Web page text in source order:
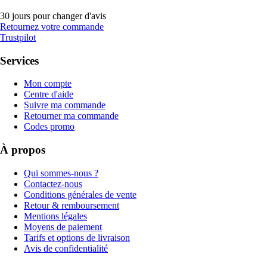
30 jours pour changer d'avis
Retournez votre commande
Trustpilot
Services
Mon compte
Centre d'aide
Suivre ma commande
Retourner ma commande
Codes promo
À propos
Qui sommes-nous ?
Contactez-nous
Conditions générales de vente
Retour & remboursement
Mentions légales
Moyens de paiement
Tarifs et options de livraison
Avis de confidentialité